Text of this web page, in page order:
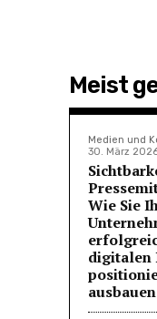
Meist
Medien und
30. März
Wie Sie
digitalen
ausbauen